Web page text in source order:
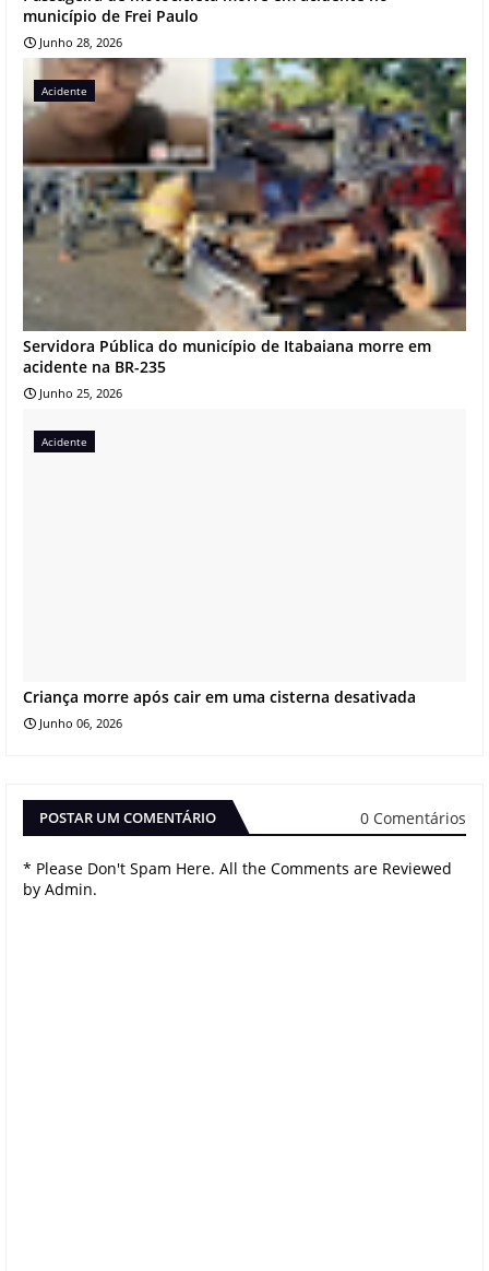
município de Frei Paulo
Junho 28, 2026
Acidente
Servidora Pública do município de Itabaiana morre em
acidente na BR-235
Junho 25, 2026
Acidente
Criança morre após cair em uma cisterna desativada
Junho 06, 2026
POSTAR UM COMENTÁRIO 0 Comentários
* Please Don't Spam Here. All the Comments are Reviewed
by Admin.